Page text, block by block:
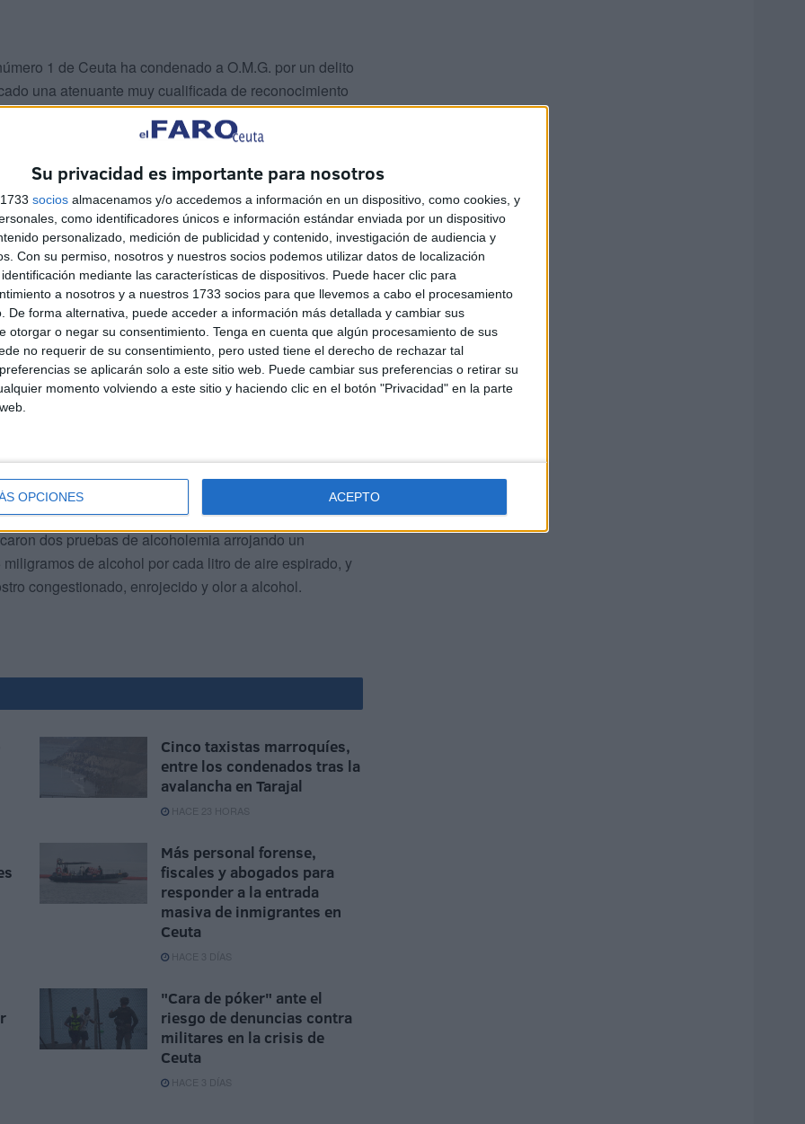
Su privacidad es importante para nosotros
socios almacenamos y/o accedemos a información en un dispositivo, como cookies, y
como identificadores únicos e información estándar enviada por un dispositivo
personalizado, medición de publicidad y contenido, investigación de audiencia y
Con su permiso, nosotros y nuestros socios podemos utilizar datos de localización
mediante las características de dispositivos. Puede hacer clic para
a nosotros y a nuestros 1733 socios para que llevemos a cabo el procesamiento
De forma alternativa, puede acceder a información más detallada y cambiar sus
otorgar o negar su consentimiento. Tenga en cuenta que algún procesamiento de sus
no requerir de su consentimiento, pero usted tiene el derecho de rechazar tal
se aplicarán solo a este sitio web. Puede cambiar sus preferencias o retirar su
momento volviendo a este sitio y haciendo clic en el botón "Privacidad" en la parte
OPCIONES ACEPTO
1 de Ceuta ha condenado a O.M.G. por un delito
una atenuante muy cualificada de reconocimiento
abono previo de la responsabilidad civil. Ha aceptado
así como la prohibición de poder conducir por el
conformidad ocurrieron el 13 de abril del año
y lo hacía tras haber ingerido bebidas alcohólicas
haciendo de manera irregular, lo que provocó
persona que resultó lesionada.
dos pruebas de alcoholemia arrojando un
de alcohol por cada litro de aire espirado, y
congestionado, enrojecido y olor a alcohol.
Cinco taxistas marroquíes,
entre los condenados tras la
avalancha en Tarajal
HACE 23 HORAS
Más personal forense,
fiscales y abogados para
responder a la entrada
masiva de inmigrantes en
Ceuta
HACE 3 DÍAS
"Cara de póker" ante el
riesgo de denuncias contra
militares en la crisis de
Ceuta
HACE 3 DÍAS